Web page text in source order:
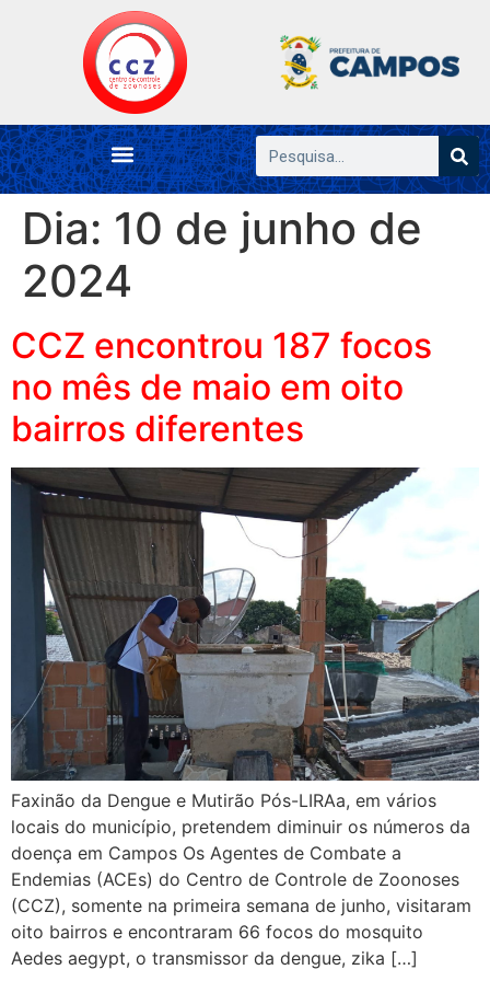
Dia: 10 de junho de
2024
CCZ encontrou 187 focos
no mês de maio em oito
bairros diferentes
Faxinão da Dengue e Mutirão Pós-LIRAa, em vários
locais do município, pretendem diminuir os números da
doença em Campos Os Agentes de Combate a
Endemias (ACEs) do Centro de Controle de Zoonoses
(CCZ), somente na primeira semana de junho, visitaram
oito bairros e encontraram 66 focos do mosquito
Aedes aegypt, o transmissor da dengue, zika […]